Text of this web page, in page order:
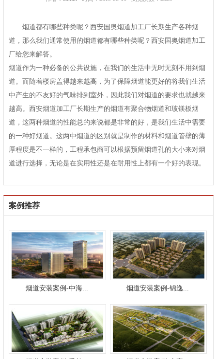
烟道都有哪些种类呢？西安国奥烟道加工厂长期生产各种烟
道，那么我们通常使用的烟道都有哪些种类呢？西安国奥烟道加工
厂给您来解答。
烟道作为一种必备的公共设施，在我们的生活中无时无刻不用到烟
道。而随着楼房盖得越来越高，为了保障烟道能更好的将我们生活
中产生的不友好的气味排到室外，因此我们对烟道的要求也就越来
越高。西安烟道加工厂长期生产的烟道有聚合物烟道和玻镁板烟
道，这两种烟道的性能总的来说都是非常的好，是我们生活中需要
的一种好烟道。这两中烟道的区别就是制作的材料和烟道管壁的薄
厚程度是不一样的，工程承包商可以根据预留烟道孔的大小来对烟
道进行选择，无论是在实用性还是在耐用性上都有一个好的表现。
案例推荐
烟道安装案例-中海... 烟道安装案例-锦逸...